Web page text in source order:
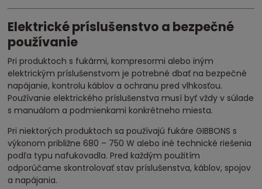
Elektrické príslušenstvo a bezpečné
používanie
Pri produktoch s fukármi, kompresormi alebo iným
elektrickým príslušenstvom je potrebné dbať na bezpečné
napájanie, kontrolu káblov a ochranu pred vlhkosťou.
Používanie elektrického príslušenstva musí byť vždy v súlade
s manuálom a podmienkami konkrétneho miesta.
Pri niektorých produktoch sa používajú fukáre GIBBONS s
výkonom približne 680 – 750 W alebo iné technické riešenia
podľa typu nafukovadla. Pred každým použitím
odporúčame skontrolovať stav príslušenstva, káblov, spojov
a napájania.